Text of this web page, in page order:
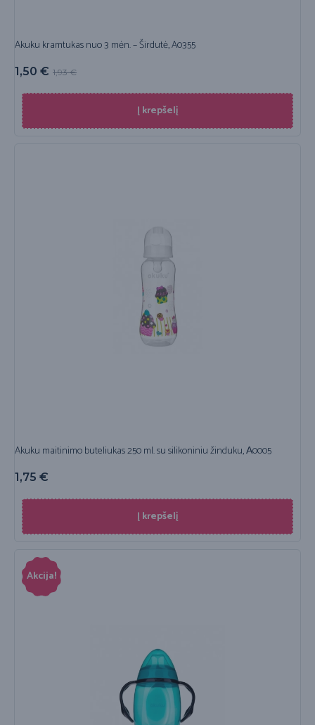
Akuku kramtukas nuo 3 mėn. – Širdutė, A0355
1,93€
1,50 €
Į krepšelį
Akuku maitinimo buteliukas 250 ml. su silikoniniu žinduku, А0005
1,75 €
Į krepšelį
Akcija!